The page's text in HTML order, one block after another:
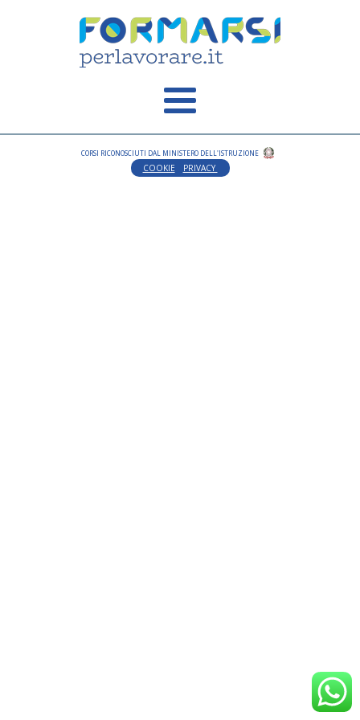
CORSI RICONOSCIUTI DAL MINISTERO DELL'ISTRUZIONE
COOKIE PRIVACY